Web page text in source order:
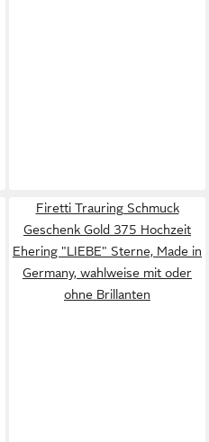
Firetti Trauring Schmuck
Geschenk Gold 375 Hochzeit
Ehering "LIEBE" Sterne, Made in
Germany, wahlweise mit oder
ohne Brillanten